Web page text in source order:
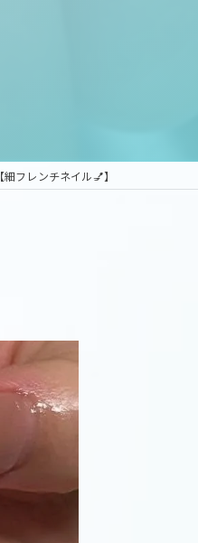
【細フレンチネイル💅】